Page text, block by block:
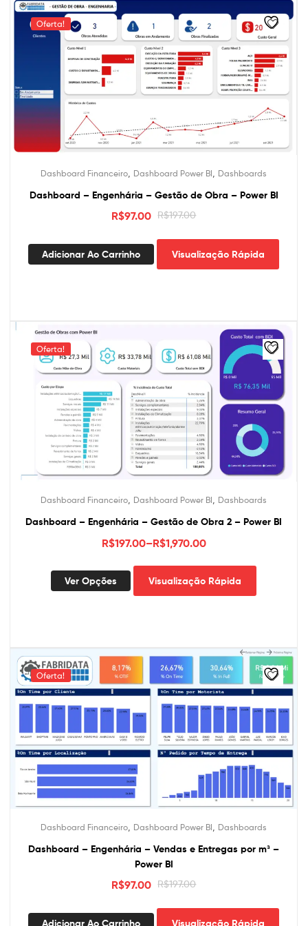
Oferta!
Dashboard Financeiro Dashboard Power BI Dashboards
Dashboard – Engenhária – Gestão de Obra – Power BI
R$197.00
O
original
era:
R$97.00 O
atual
é:
Adicionar Ao Carrinho Visualização Rápida
Oferta!
Dashboard Financeiro Dashboard Power BI Dashboards
Dashboard – Engenhária – Gestão de Obra 2 – Power BI
R$197.00–R$1,970.00
Ver Opções
produto
As
opções
podem
ser
escolhidas
página
do
produto
Visualização Rápida
Oferta!
Dashboard Financeiro Dashboard Power BI Dashboards
Dashboard – Engenhária – Vendas e Entregas por m³ –
Power BI
R$197.00
O
original
R$97.00 O
atual
Adicionar Ao Carrinho Visualização Rápida